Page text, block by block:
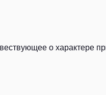
о характере